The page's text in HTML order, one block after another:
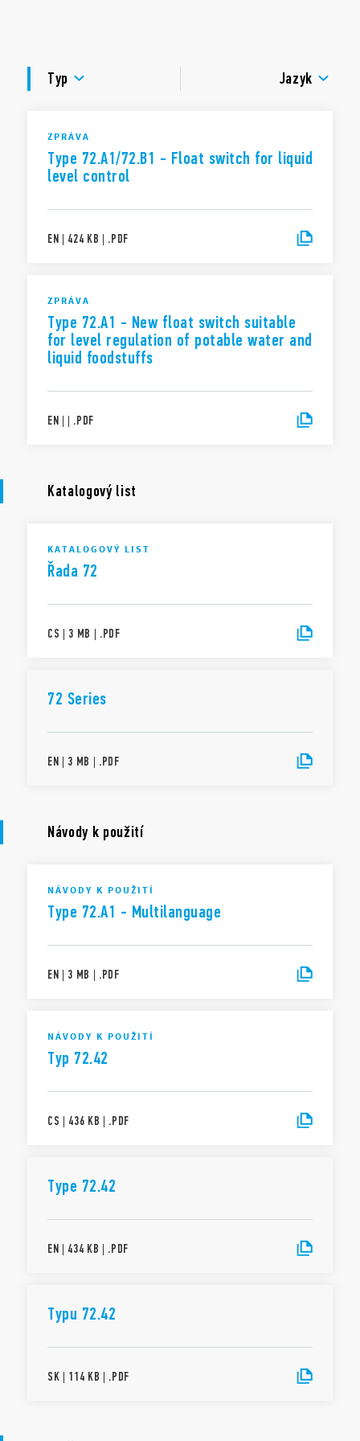
Také k dispozici:
– Typ 72.A1.1000.xx02 – plovákový spínač pro kapalné
vysokou koncentrací chloru nebo v bazénech s vysokou
průchodkou. Kabely a plasty jsou certifikovány podle ACS pro
použití v potravinářství.
SCHVÁLENÍ
Typ
Jazyk
ZPRÁVA
Type 72.A1/72.B1 - Float switch for liquid
level control
EN | 424 KB | .PDF
ZPRÁVA
Type 72.A1 - New float switch suitable
for level regulation of potable water and
liquid foodstuffs
EN | | .PDF
Katalogový list
KATALOGOVÝ LIST
Řada 72
CS | 3 MB | .PDF
72 Series
EN | 3 MB | .PDF
Návody k použití
NÁVODY K POUŽITÍ
Type 72.A1 - Multilanguage
EN | 3 MB | .PDF
NÁVODY K POUŽITÍ
Typ 72.42
CS | 436 KB | .PDF
Type 72.42
EN | 434 KB | .PDF
Typu 72.42
SK | 114 KB | .PDF